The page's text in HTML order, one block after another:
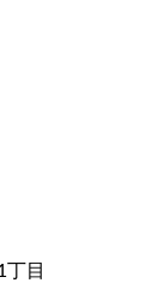
目